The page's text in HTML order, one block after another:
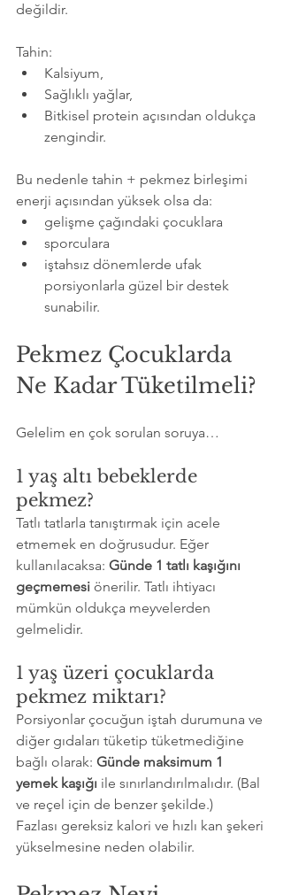
değildir.
Tahin:
Kalsiyum,
Sağlıklı yağlar,
Bitkisel protein açısından oldukça
zengindir.
Bu nedenle tahin + pekmez birleşimi
enerji açısından yüksek olsa da:
gelişme çağındaki çocuklara
sporculara
iştahsız dönemlerde ufak
porsiyonlarla güzel bir destek
sunabilir.
Pekmez Çocuklarda
Ne Kadar Tüketilmeli?
Gelelim en çok sorulan soruya…
1 yaş altı bebeklerde
pekmez?
Tatlı tatlarla tanıştırmak için acele
etmemek en doğrusudur. Eğer
kullanılacaksa: Günde 1 tatlı kaşığını
geçmemesi önerilir. Tatlı ihtiyacı
mümkün oldukça meyvelerden
gelmelidir.
1 yaş üzeri çocuklarda
pekmez miktarı?
Porsiyonlar çocuğun iştah durumuna ve
diğer gıdaları tüketip tüketmediğine
bağlı olarak: Günde maksimum 1
yemek kaşığı ile sınırlandırılmalıdır. (Bal
ve reçel için de benzer şekilde.)
Fazlası gereksiz kalori ve hızlı kan şekeri
yükselmesine neden olabilir.